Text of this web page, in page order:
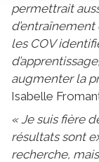
permettrait
les COV
augmenter la
Isabelle
« Je suis fière
résultats sont
recherche,